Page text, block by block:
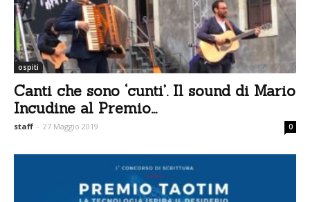
ospiti
Canti che sono ‘cunti’. Il sound di Mario
Incudine al Premio...
staff - 27 Maggio 2019 0